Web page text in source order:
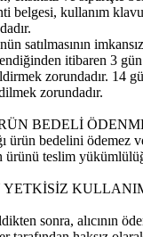
belgesi, kullanım
satılmasının
itibaren 3
zorundadır. 14
zorundadır.
BEDELİ
ürün bedelini ödemez
ürünü teslim
sonra, alıcının